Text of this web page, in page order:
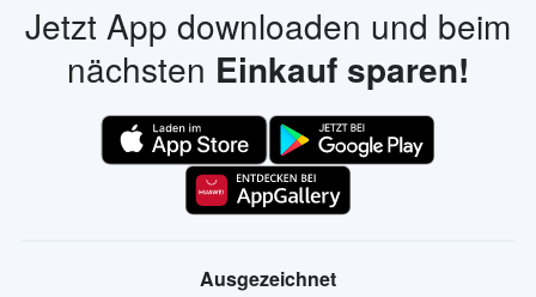
Jetzt App downloaden und beim
nächsten Einkauf sparen!
Ausgezeichnet